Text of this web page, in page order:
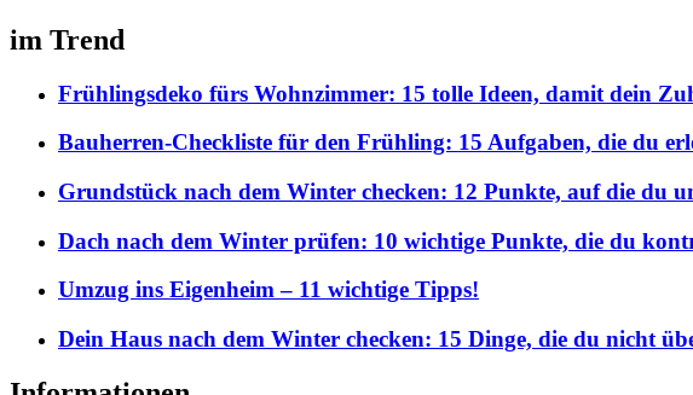
im Trend
Frühlingsdeko fürs Wohnzimmer: 15 tolle Ideen, damit dein
Bauherren-Checkliste für den Frühling: 15 Aufgaben, die du
Grundstück nach dem Winter checken: 12 Punkte, auf die du
Dach nach dem Winter prüfen: 10 wichtige Punkte, die du
Umzug ins Eigenheim – 11 wichtige Tipps!
Dein Haus nach dem Winter checken: 15 Dinge, die du nicht